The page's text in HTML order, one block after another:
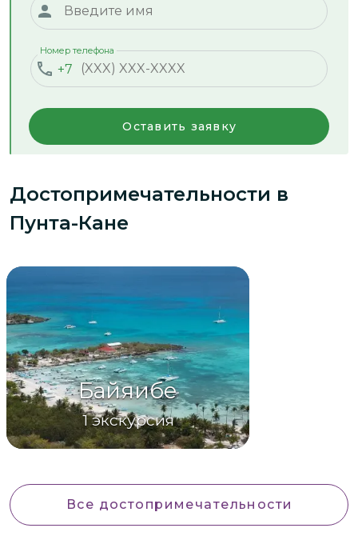
+7
Номер телефона
Оставить заявку
Достопримечательности в
Пунта-Кане
Байяибе
1 экскурсия
Все достопримечательности